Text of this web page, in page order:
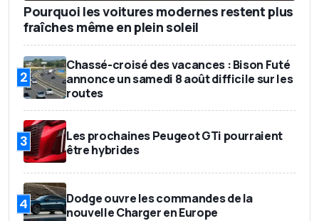
Pourquoi les voitures modernes restent plus
fraîches même en plein soleil
2
Chassé-croisé des vacances : Bison Futé
annonce un samedi 8 août difficile sur les
routes
3
Les prochaines Peugeot GTi pourraient
être hybrides
4
Dodge ouvre les commandes de la
nouvelle Charger en Europe